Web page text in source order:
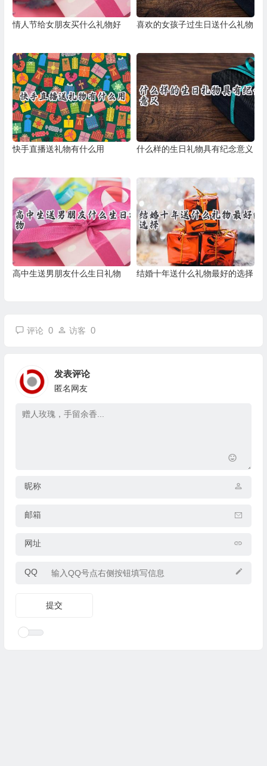
情人节给女朋友买什么礼物好 喜欢的女孩子过生日送什么礼物
快手直播送礼物有什么用 什么样的生日礼物具有纪念意义
高中生送男朋友什么生日礼物 结婚十年送什么礼物最好的选择
评论 0 访客 0
发表评论
匿名网友
昵称
邮箱
网址
QQ